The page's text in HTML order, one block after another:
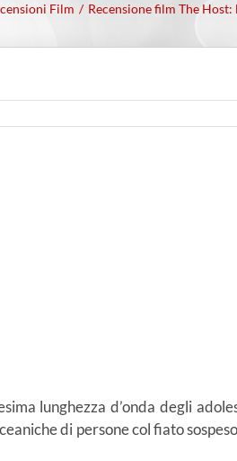
Film Recensione film The Host:
lunghezza d’onda degli
di persone col fiato sospeso